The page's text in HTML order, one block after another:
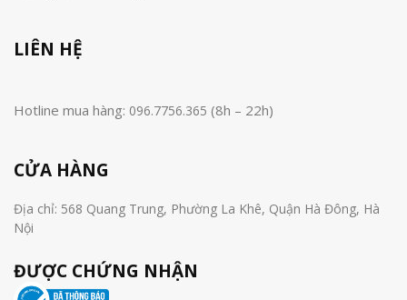
LIÊN HỆ
Hotline mua hàng: 096.7756.365 (8h – 22h)
CỬA HÀNG
Địa chỉ: 568 Quang Trung, Phường La Khê, Quận Hà Đông, Hà
Nội
ĐƯỢC CHỨNG NHẬN